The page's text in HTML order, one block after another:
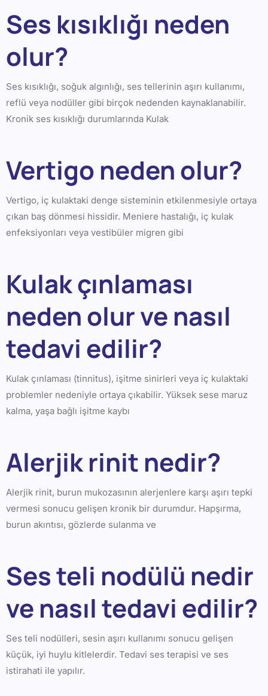
Ses kısıklığı neden
olur?
Ses kısıklığı, soğuk algınlığı, ses tellerinin aşırı kullanımı,
reflü veya nodüller gibi birçok nedenden kaynaklanabilir.
Kronik ses kısıklığı durumlarında Kulak
Vertigo neden olur?
Vertigo, iç kulaktaki denge sisteminin etkilenmesiyle ortaya
çıkan baş dönmesi hissidir. Meniere hastalığı, iç kulak
enfeksiyonları veya vestibüler migren gibi
Kulak çınlaması
neden olur ve nasıl
tedavi edilir?
Kulak çınlaması (tinnitus), işitme sinirleri veya iç kulaktaki
problemler nedeniyle ortaya çıkabilir. Yüksek sese maruz
kalma, yaşa bağlı işitme kaybı
Alerjik rinit nedir?
Alerjik rinit, burun mukozasının alerjenlere karşı aşırı tepki
vermesi sonucu gelişen kronik bir durumdur. Hapşırma,
burun akıntısı, gözlerde sulanma ve
Ses teli nodülü nedir
ve nasıl tedavi edilir?
Ses teli nodülleri, sesin aşırı kullanımı sonucu gelişen
küçük, iyi huylu kitlelerdir. Tedavi ses terapisi ve ses
istirahati ile yapılır.